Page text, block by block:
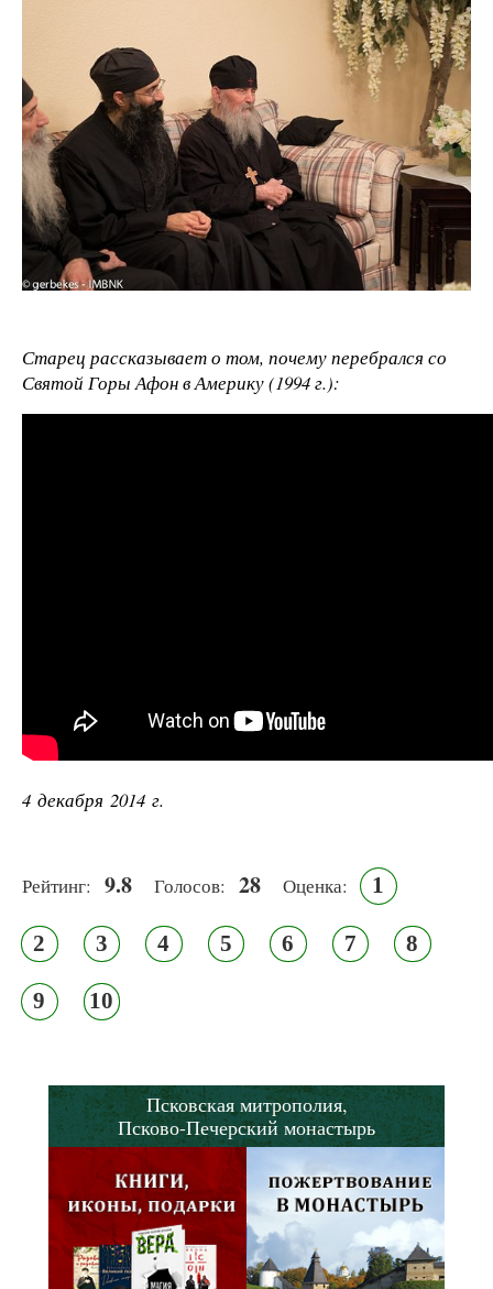
Старец рассказывает о том, почему перебрался со
Святой Горы Афон в Америку (1994 г.):
4 декабря 2014 г.
Рейтинг: 9.8 Голосов: 28 Оценка: 1
2 3 4 5 6 7 8
9 10
Псковская митрополия,
Псково-Печерский монастырь